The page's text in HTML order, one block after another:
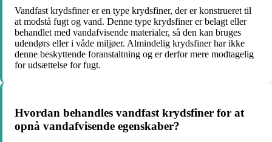
Vandfast krydsfiner er en type krydsfiner, der er konstrueret til
at modstå fugt og vand. Denne type krydsfiner er belagt eller
behandlet med vandafvisende materialer, så den kan bruges
udendørs eller i våde miljøer. Almindelig krydsfiner har ikke
denne beskyttende foranstaltning og er derfor mere modtagelig
for udsættelse for fugt.
Hvordan behandles vandfast krydsfiner for at
opnå vandafvisende egenskaber?